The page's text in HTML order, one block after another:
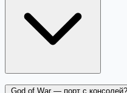
Нет, полностью
God of War — порт с консолей?